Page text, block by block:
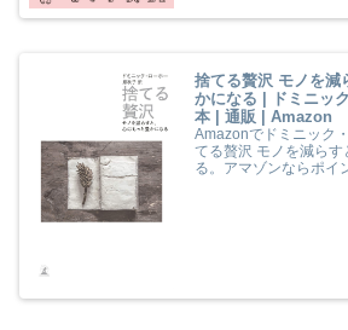
捨てる贅沢 モノを減
かになる | ドミニッ
本 | 通販 | Amazon
Amazonでドミニック
てる贅沢 モノを減ら
る。アマゾンならポイ